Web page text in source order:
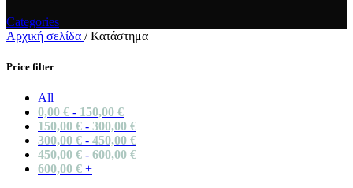
Categories
Αρχική σελίδα / Κατάστημα
Price filter
All
0,00 € - 150,00 €
150,00 € - 300,00 €
300,00 € - 450,00 €
450,00 € - 600,00 €
600,00 € +